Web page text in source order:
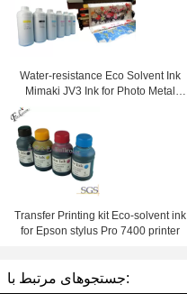
Water-resistance Eco Solvent Ink
Mimaki JV3 Ink for Photo Metal
Transfer Printing kit Eco-solvent ink
for Epson stylus Pro 7400 printer
جستجوهای مرتبط با: